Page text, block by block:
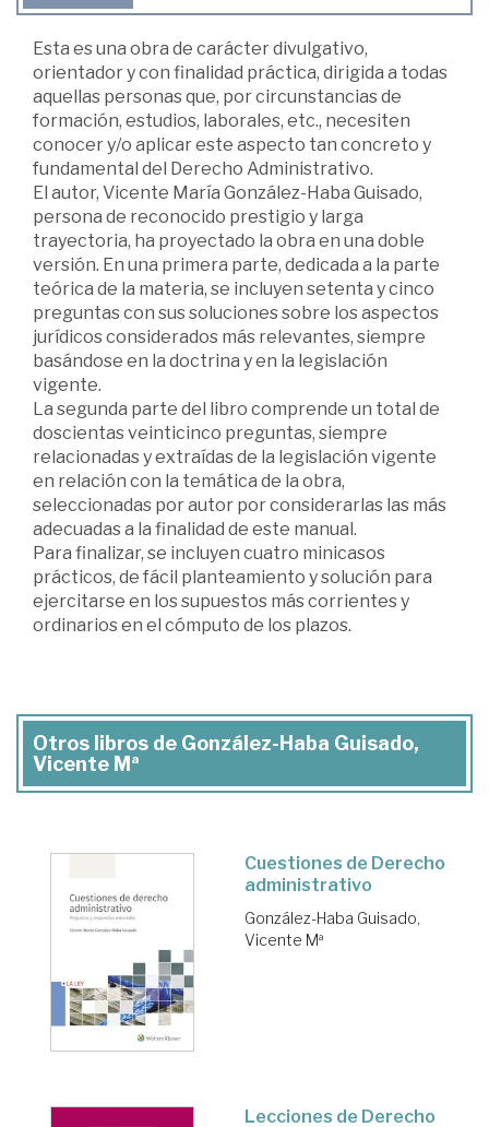
Esta es una obra de carácter divulgativo,
orientador y con finalidad práctica, dirigida a todas
aquellas personas que, por circunstancias de
formación, estudios, laborales, etc., necesiten
conocer y/o aplicar este aspecto tan concreto y
fundamental del Derecho Administrativo.
El autor, Vicente María González-Haba Guisado,
persona de reconocido prestigio y larga
trayectoria, ha proyectado la obra en una doble
versión. En una primera parte, dedicada a la parte
teórica de la materia, se incluyen setenta y cinco
preguntas con sus soluciones sobre los aspectos
jurídicos considerados más relevantes, siempre
basándose en la doctrina y en la legislación
vigente.
La segunda parte del libro comprende un total de
doscientas veinticinco preguntas, siempre
relacionadas y extraídas de la legislación vigente
en relación con la temática de la obra,
seleccionadas por autor por considerarlas las más
adecuadas a la finalidad de este manual.
Para finalizar, se incluyen cuatro minicasos
prácticos, de fácil planteamiento y solución para
ejercitarse en los supuestos más corrientes y
ordinarios en el cómputo de los plazos.
Otros libros de González-Haba Guisado,
Vicente Mª
Cuestiones de Derecho
administrativo
González-Haba Guisado,
Vicente Mª
Lecciones de Derecho